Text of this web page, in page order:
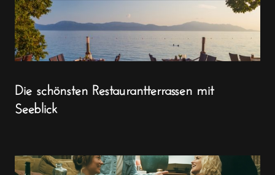
Die schönsten Restaurantterrassen mit
Seeblick